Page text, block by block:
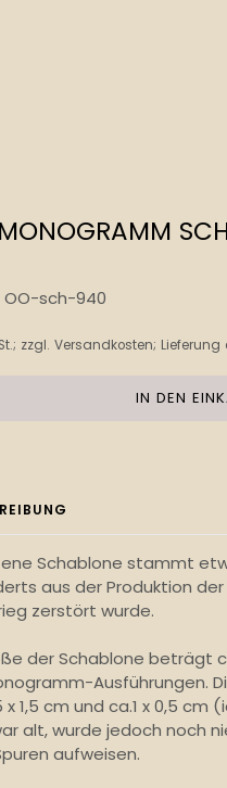
OO-sch-940
zzgl. Versandkosten;
IN DEN
Schablone stammt
aus der Produktion
zerstört wurde.
der Schablone beträgt
Ausführungen.
x 1,5 cm und ca.1 x 0,5
alt, wurde jedoch noch
aufweisen.